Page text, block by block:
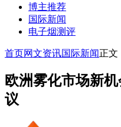
博主推荐
国际新闻
电子烟测评
首页网文资讯国际新闻正文
欧洲雾化市场新
议